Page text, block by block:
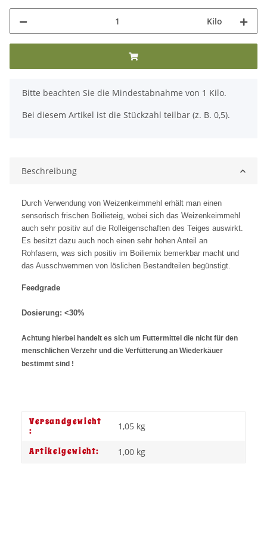
Kilo
x
Bitte beachten Sie die Mindestabnahme von 1 Kilo.
Bei diesem Artikel ist die Stückzahl teilbar (z. B. 0,5).
Beschreibung
Durch Verwendung von Weizenkeimmehl erhält man einen
sensorisch frischen Boilieteig, wobei sich das Weizenkeimmehl
auch sehr positiv auf die Rolleigenschaften des Teiges auswirkt.
Es besitzt dazu auch noch einen sehr hohen Anteil an
Rohfasern, was sich positiv im Boiliemix bemerkbar macht und
das Ausschwemmen von löslichen Bestandteilen begünstigt.
Feedgrade
Dosierung: <30%
Achtung hierbei handelt es sich um Futtermittel die nicht für den
menschlichen Verzehr und die Verfütterung an Wiederkäuer
bestimmt sind !
Versandgewicht
:
1,05 kg
Artikelgewicht: 1,00 kg